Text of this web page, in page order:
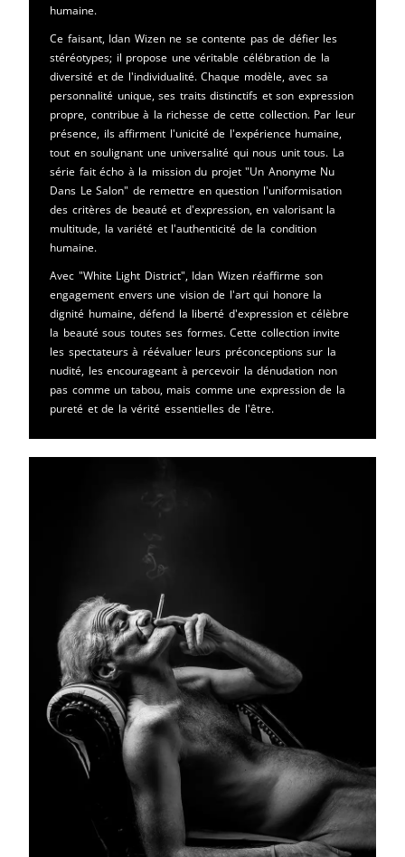
humaine.
Ce faisant, Idan Wizen ne se contente pas de défier les
stéréotypes; il propose une véritable célébration de la
diversité et de l'individualité. Chaque modèle, avec sa
personnalité unique, ses traits distinctifs et son expression
propre, contribue à la richesse de cette collection. Par leur
présence, ils affirment l'unicité de l'expérience humaine,
tout en soulignant une universalité qui nous unit tous. La
série fait écho à la mission du projet "Un Anonyme Nu
Dans Le Salon" de remettre en question l'uniformisation
des critères de beauté et d'expression, en valorisant la
multitude, la variété et l'authenticité de la condition
humaine.
Avec "White Light District", Idan Wizen réaffirme son
engagement envers une vision de l'art qui honore la
dignité humaine, défend la liberté d'expression et célèbre
la beauté sous toutes ses formes. Cette collection invite
les spectateurs à réévaluer leurs préconceptions sur la
nudité, les encourageant à percevoir la dénudation non
pas comme un tabou, mais comme une expression de la
pureté et de la vérité essentielles de l'être.